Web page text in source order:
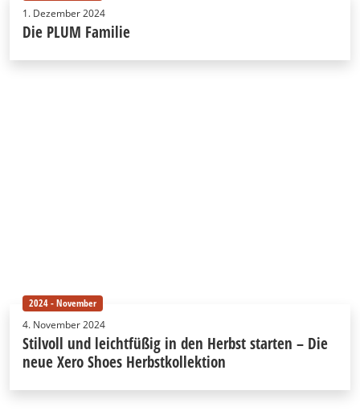
1. Dezember 2024
Die PLUM Familie
2024 - November
4. November 2024
Stilvoll und leichtfüßig in den Herbst starten – Die
neue Xero Shoes Herbstkollektion